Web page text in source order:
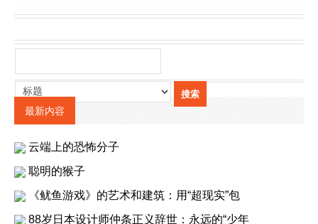
最新内容
云端上的恐怖分子
聪明的猴子
《鱿鱼游戏》的艺术和建筑：用“超现实”包
88岁日本设计师仲条正义辞世：永远的“少年